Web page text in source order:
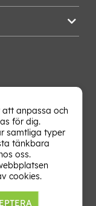
och
Signa upp på
anpassa och
för dig.
samtliga typer
tänkbara
oss.
cookies.